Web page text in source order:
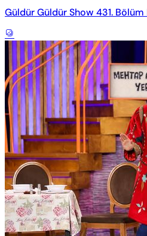
Güldür Güldür Show 431. Bölüm